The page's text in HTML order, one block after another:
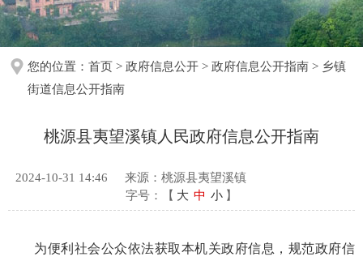
您的位置： 首页 > 政府信息公开 > 政府信息公开指南 > 乡镇
街道信息公开指南
桃源县夷望溪镇人民政府信息公开指南
2024-10-31 14:46
来源：桃源县夷望溪镇
字号：【 大 中 小 】
为便利社会公众依法获取本机关政府信息，规范政府信